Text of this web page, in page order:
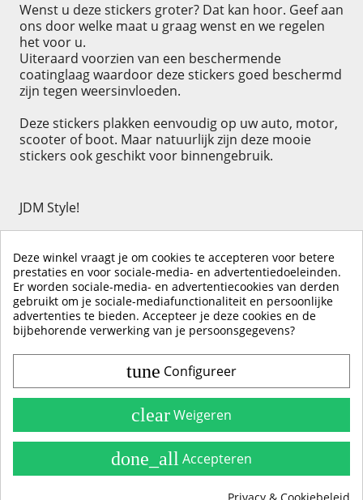
Wenst u deze stickers groter? Dat kan hoor. Geef aan
ons door welke maat u graag wenst en we regelen
het voor u.
Uiteraard voorzien van een beschermende
coatinglaag waardoor deze stickers goed beschermd
zijn tegen weersinvloeden.
Deze stickers plakken eenvoudig op uw auto, motor,
scooter of boot. Maar natuurlijk zijn deze mooie
stickers ook geschikt voor binnengebruik.
JDM Style!
KLIK HIER OM EEN ​​RECENSIE ACHTER TE LATEN
Deze winkel vraagt je om cookies te accepteren voor betere
prestaties en voor sociale-media- en advertentiedoeleinden.
Er worden sociale-media- en advertentiecookies van derden
gebruikt om je sociale-mediafunctionaliteit en persoonlijke
advertenties te bieden. Accepteer je deze cookies en de
bijbehorende verwerking van je persoonsgegevens?
tune Configureer
clearWeigeren
done_all Accepteren